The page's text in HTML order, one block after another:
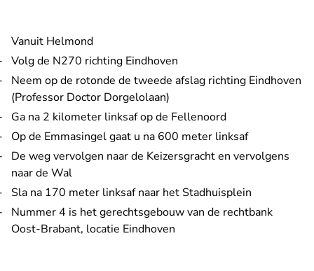
Vanuit Helmond
Volg de N270 richting Eindhoven
Neem op de rotonde de tweede afslag richting Eindhoven
(Professor Doctor Dorgelolaan)
Ga na 2 kilometer linksaf op de Fellenoord
Op de Emmasingel gaat u na 600 meter linksaf
De weg vervolgen naar de Keizersgracht en vervolgens
naar de Wal
Sla na 170 meter linksaf naar het Stadhuisplein
Nummer 4 is het gerechtsgebouw van de rechtbank
Oost-Brabant, locatie Eindhoven